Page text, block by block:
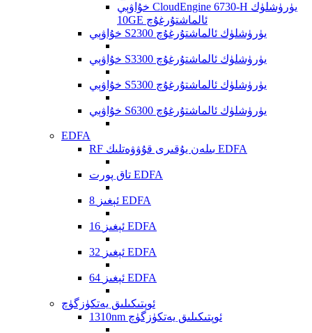
خۇاۋېي CloudEngine 6730-H يۈرۈشلۈك
10GE ئالماشتۇرغۇچ
خۇاۋېي S2300 يۈرۈشلۈك ئالماشتۇرغۇچ
خۇاۋېي S3300 يۈرۈشلۈك ئالماشتۇرغۇچ
خۇاۋېي S5300 يۈرۈشلۈك ئالماشتۇرغۇچ
خۇاۋېي S6300 يۈرۈشلۈك ئالماشتۇرغۇچ
EDFA
RF بىلەن يۇقىرى قۇۋۋەتلىك EDFA
تاق پورت EDFA
8 ئېغىز EDFA
16 ئېغىز EDFA
32 ئېغىز EDFA
64 ئېغىز EDFA
ئوپتىكىلىق يەتكۈزگۈچ
1310nm ئوپتىكىلىق يەتكۈزگۈچ